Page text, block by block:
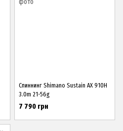
Спиннинг Shimano Sustain AX 910H
3.0m 21-56g
7 790 грн